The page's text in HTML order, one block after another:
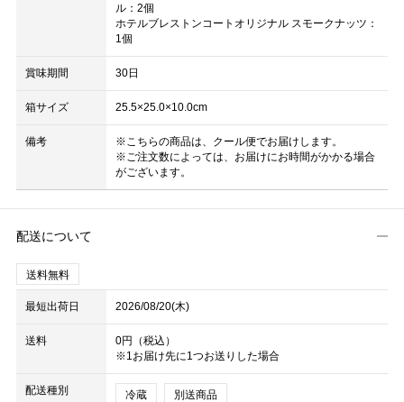
ル：2個
ホテルブレストンコートオリジナル スモークナッツ：
1個
賞味期間 30日
箱サイズ 25.5×25.0×10.0cm
備考
※こちらの商品は、クール便でお届けします。
※ご注文数によっては、お届けにお時間がかかる場合
がございます。
配送について
送料無料
最短出荷日 2026/08/20(木)
送料
0円（税込）
※1お届け先に1つお送りした場合
配送種別 冷蔵 別送商品